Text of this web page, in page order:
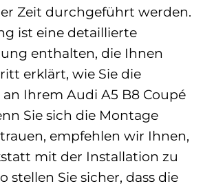
Zeit durchgeführt werden.
ist eine detaillierte
enthalten, die Ihnen
erklärt, wie Sie die
Ihrem Audi A5 B8 Coupé
Sie sich die Montage
empfehlen wir Ihnen,
mit der Installation zu
stellen Sie sicher, dass die